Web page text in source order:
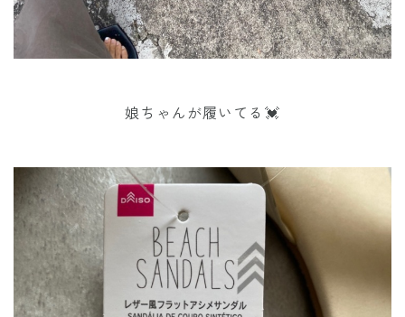
娘ちゃんが履いてる💓